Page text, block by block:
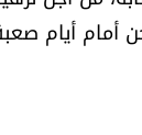
بخطأ "5 أيار" الذي أدى إلى